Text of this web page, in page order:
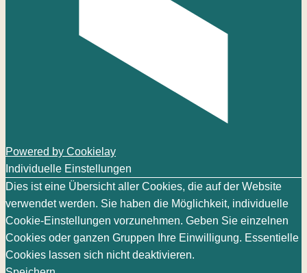
Powered by Cookielay
Individuelle Einstellungen
Dies ist eine Übersicht aller Cookies, die auf der Website
verwendet werden. Sie haben die Möglichkeit, individuelle
Cookie-Einstellungen vorzunehmen. Geben Sie einzelnen
Cookies oder ganzen Gruppen Ihre Einwilligung. Essentielle
Cookies lassen sich nicht deaktivieren.